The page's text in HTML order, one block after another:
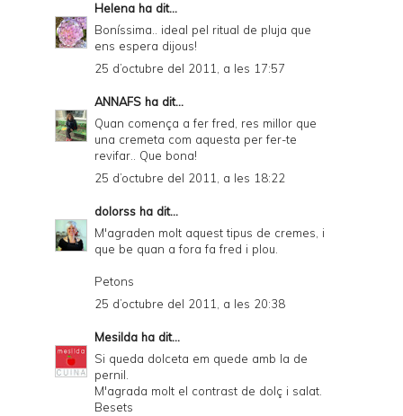
Helena ha dit...
Boníssima.. ideal pel ritual de pluja que
ens espera dijous!
25 d’octubre del 2011, a les 17:57
ANNAFS ha dit...
Quan comença a fer fred, res millor que
una cremeta com aquesta per fer-te
revifar.. Que bona!
25 d’octubre del 2011, a les 18:22
dolorss ha dit...
M'agraden molt aquest tipus de cremes, i
que be quan a fora fa fred i plou.
Petons
25 d’octubre del 2011, a les 20:38
Mesilda ha dit...
Si queda dolceta em quede amb la de
pernil.
M'agrada molt el contrast de dolç i salat.
Besets